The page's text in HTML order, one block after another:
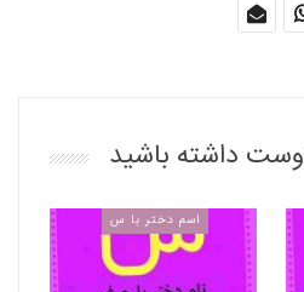
داشته باشید
اسم دختر با س